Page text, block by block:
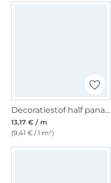
Decoratiestof half panama vissen, naturel
13,17 € / m
(9,41 € / 1 m²)